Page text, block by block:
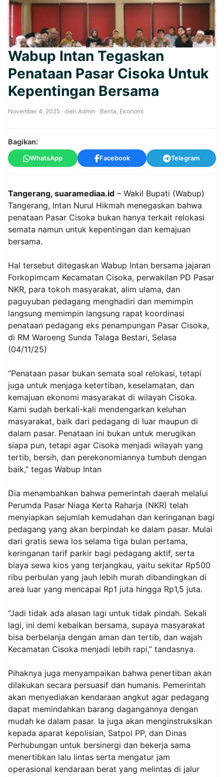
Wabup Intan Tegaskan
Penataan Pasar Cisoka Untuk
Kepentingan Bersama
November 4, 2025 · oleh Admin · Berita, Ekonomi
Bagikan:
WhatsApp Facebook Telegram
Tangerang, suaramediaa.id – Wakil Bupati (Wabup)
Tangerang, Intan Nurul Hikmah menegaskan bahwa
penataan Pasar Cisoka bukan hanya terkait relokasi
semata namun untuk kepentingan dan kemajuan
bersama.
Hal tersebut ditegaskan Wabup Intan bersama jajaran
Forkopimcam Kecamatan Cisoka, perwakilan PD Pasar
NKR, para tokoh masyarakat, alim ulama, dan
paguyuban pedagang menghadiri dan memimpin
langsung memimpin langsung rapat koordinasi
penataan pedagang eks penampungan Pasar Cisoka,
di RM Waroeng Sunda Talaga Bestari, Selasa
(04/11/25)
“Penataan pasar bukan semata soal relokasi, tetapi
juga untuk menjaga ketertiban, keselamatan, dan
kemajuan ekonomi masyarakat di wilayah Cisoka.
Kami sudah berkali-kali mendengarkan keluhan
masyarakat, baik dari pedagang di luar maupun di
dalam pasar. Penataan ini bukan untuk merugikan
siapa pun, tetapi agar Cisoka menjadi wilayah yang
tertib, bersih, dan perekonomiannya tumbuh dengan
baik,” tegas Wabup Intan
Dia menambahkan bahwa pemerintah daerah melalui
Perumda Pasar Niaga Kerta Raharja (NKR) telah
menyiapkan sejumlah kemudahan dan keringanan bagi
pedagang yang akan berpindah ke dalam pasar. Mulai
dari gratis sewa los selama tiga bulan pertama,
keringanan tarif parkir bagi pedagang aktif, serta
biaya sewa kios yang terjangkau, yaitu sekitar Rp500
ribu perbulan yang jauh lebih murah dibandingkan di
area luar yang mencapai Rp1 juta hingga Rp1,5 juta.
“Jadi tidak ada alasan lagi untuk tidak pindah. Sekali
lagi, ini demi kebaikan bersama, supaya masyarakat
bisa berbelanja dengan aman dan tertib, dan wajah
Kecamatan Cisoka menjadi lebih rapi,” tandasnya.
Pihaknya juga menyampaikan bahwa penertiban akan
dilakukan secara persuasif dan humanis. Pemerintah
akan menyediakan kendaraan angkut agar pedagang
dapat memindahkan barang dagangannya dengan
mudah ke dalam pasar. Ia juga akan menginstruksikan
kepada aparat kepolisian, Satpol PP, dan Dinas
Perhubungan untuk bersinergi dan bekerja sama
menertibkan lalu lintas serta mengatur jam
operasional kendaraan berat yang melintas di jalur